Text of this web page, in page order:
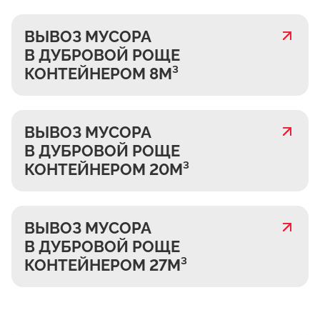
ВЫВОЗ МУСОРА
В ДУБРОВОЙ РОЩЕ
КОНТЕЙНЕРОМ 8М³
ВЫВОЗ МУСОРА
В ДУБРОВОЙ РОЩЕ
КОНТЕЙНЕРОМ 20М³
ВЫВОЗ МУСОРА
В ДУБРОВОЙ РОЩЕ
КОНТЕЙНЕРОМ 27М³